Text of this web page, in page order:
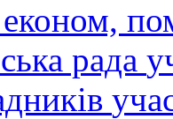
економ,
рада